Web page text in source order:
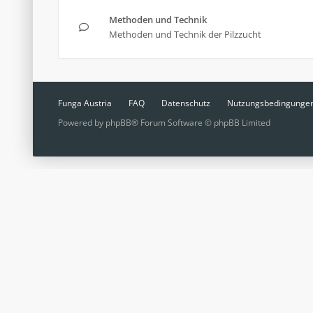
Methoden und Technik
Methoden und Technik der Pilzzucht
Funga Austria FAQ Datenschutz
Powered by phpBB® Forum Software © phpBB Limited